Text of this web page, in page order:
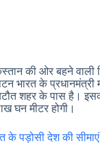
की ओर बहने वाली
भारत के
शहर के पास है।
घन मीटर होगी।
के पड़ोसी देश की सीमाएं